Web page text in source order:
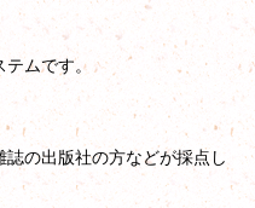
ムです。
の出版社の方などが採点し